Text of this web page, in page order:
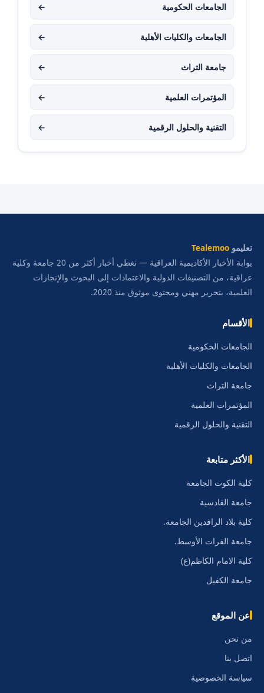
الجامعات الحكومية ←
الجامعات والكليات الأهلية ←
جامعة التراث ←
المؤتمرات العلمية ←
التقنية والحلول الرقمية ←
تعليمو Tealemoo
بوابة الأخبار الأكاديمية العراقية — نغطي أخبار أكثر من 20 جامعة وكلية
عراقية، من التصنيفات الدولية والاعتمادات إلى البحوث والإنجازات
العلمية، بتحرير مهني ومحتوى موثوق منذ 2020.
الأقسام
الجامعات الحكومية
الجامعات والكليات الأهلية
جامعة التراث
المؤتمرات العلمية
التقنية والحلول الرقمية
الأكثر متابعة
كلية الكوت الجامعة
جامعة القادسية
كلية بلاد الرافدين الجامعة.
جامعة الفرات الأوسط.
كلية الامام الكاظم(ع)
جامعة الكفيل
عن الموقع
من نحن
اتصل بنا
سياسة الخصوصية